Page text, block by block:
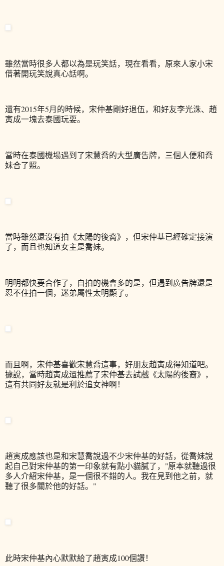
雖然當時很多人都以為是玩笑話，現在看看，原來人家小宋
借著開玩笑說真心話啊。
還有2015年5月的時候，宋仲基剛好退伍，和好友李光洙、趙
寅成一塊去泰國玩耍。
當時在泰國機場遇到了宋慧喬的大型廣告牌，三個人便和喬
妹合了照。
當時雖然還沒有拍《太陽的後裔》，但宋仲基已經確定接演
了，而且也知道女主是喬妹。
明明都快要合作了，自拍的機會多的是，但遇到廣告牌還是
忍不住拍一個，迷弟屬性太明顯了。
而且啊，宋仲基喜歡宋慧喬這事，好朋友趙寅成得知道吧。
據說，當時趙寅成還推薦了宋仲基去試戲《太陽的後裔》，
這有共同好友就是利於追女神啊！
趙寅成應該也是和宋慧喬說過不少宋仲基的好話，從喬妹說
起自己對宋仲基的第一印象就有點小貓膩了，"原本就聽過很
多人介紹宋仲基，是一個很不錯的人。我在見到他之前，就
聽了很多關於他的好話。"
此時宋仲基內心默默給了趙寅成100個讚！